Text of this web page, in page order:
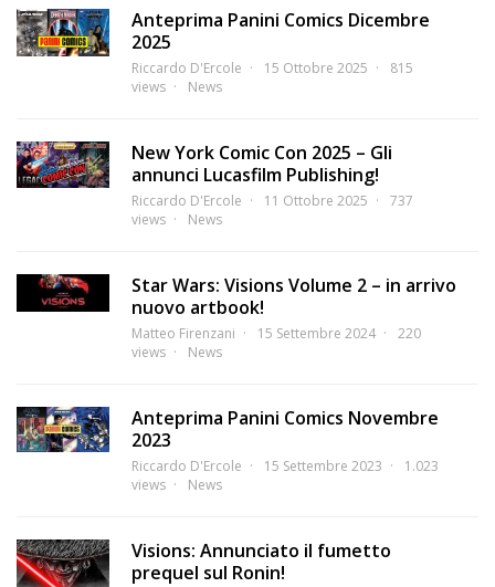
Anteprima Panini Comics Dicembre
2025
Riccardo D'Ercole 15 Ottobre 2025
815
views
News
New York Comic Con 2025 – Gli
annunci Lucasfilm Publishing!
Riccardo D'Ercole 11 Ottobre 2025
737
views
News
Star Wars: Visions Volume 2 – in arrivo
nuovo artbook!
Matteo Firenzani 15 Settembre 2024
220
views
News
Anteprima Panini Comics Novembre
2023
Riccardo D'Ercole 15 Settembre 2023
1.023
views
News
Visions: Annunciato il fumetto
prequel sul Ronin!